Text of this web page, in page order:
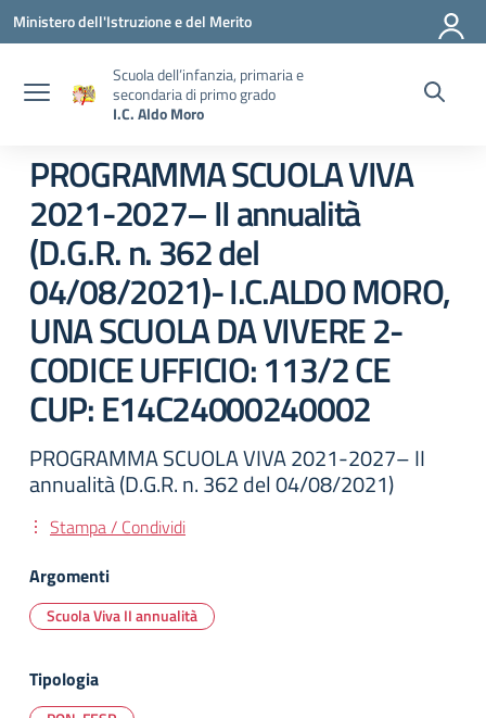
Vai ai contenuti
Vai al menu di navigazione
Vai al footer
Ministero dell'Istruzione e del Merito
Scuola dell’infanzia, primaria e
secondaria di primo grado
I.C. Aldo Moro
PROGRAMMA SCUOLA VIVA
2021-2027– II annualità
(D.G.R. n. 362 del
04/08/2021)- I.C.ALDO MORO,
UNA SCUOLA DA VIVERE 2-
CODICE UFFICIO: 113/2 CE
CUP: E14C24000240002
PROGRAMMA SCUOLA VIVA 2021-2027– II
annualità (D.G.R. n. 362 del 04/08/2021)
Stampa / Condividi
Argomenti
Scuola Viva II annualità
Tipologia